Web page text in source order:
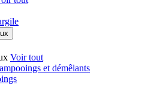
Voir tout
et démêlants